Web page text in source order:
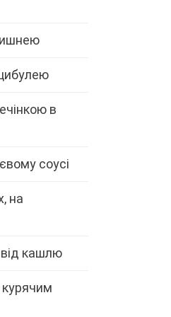
в
соусі
на
кашлю